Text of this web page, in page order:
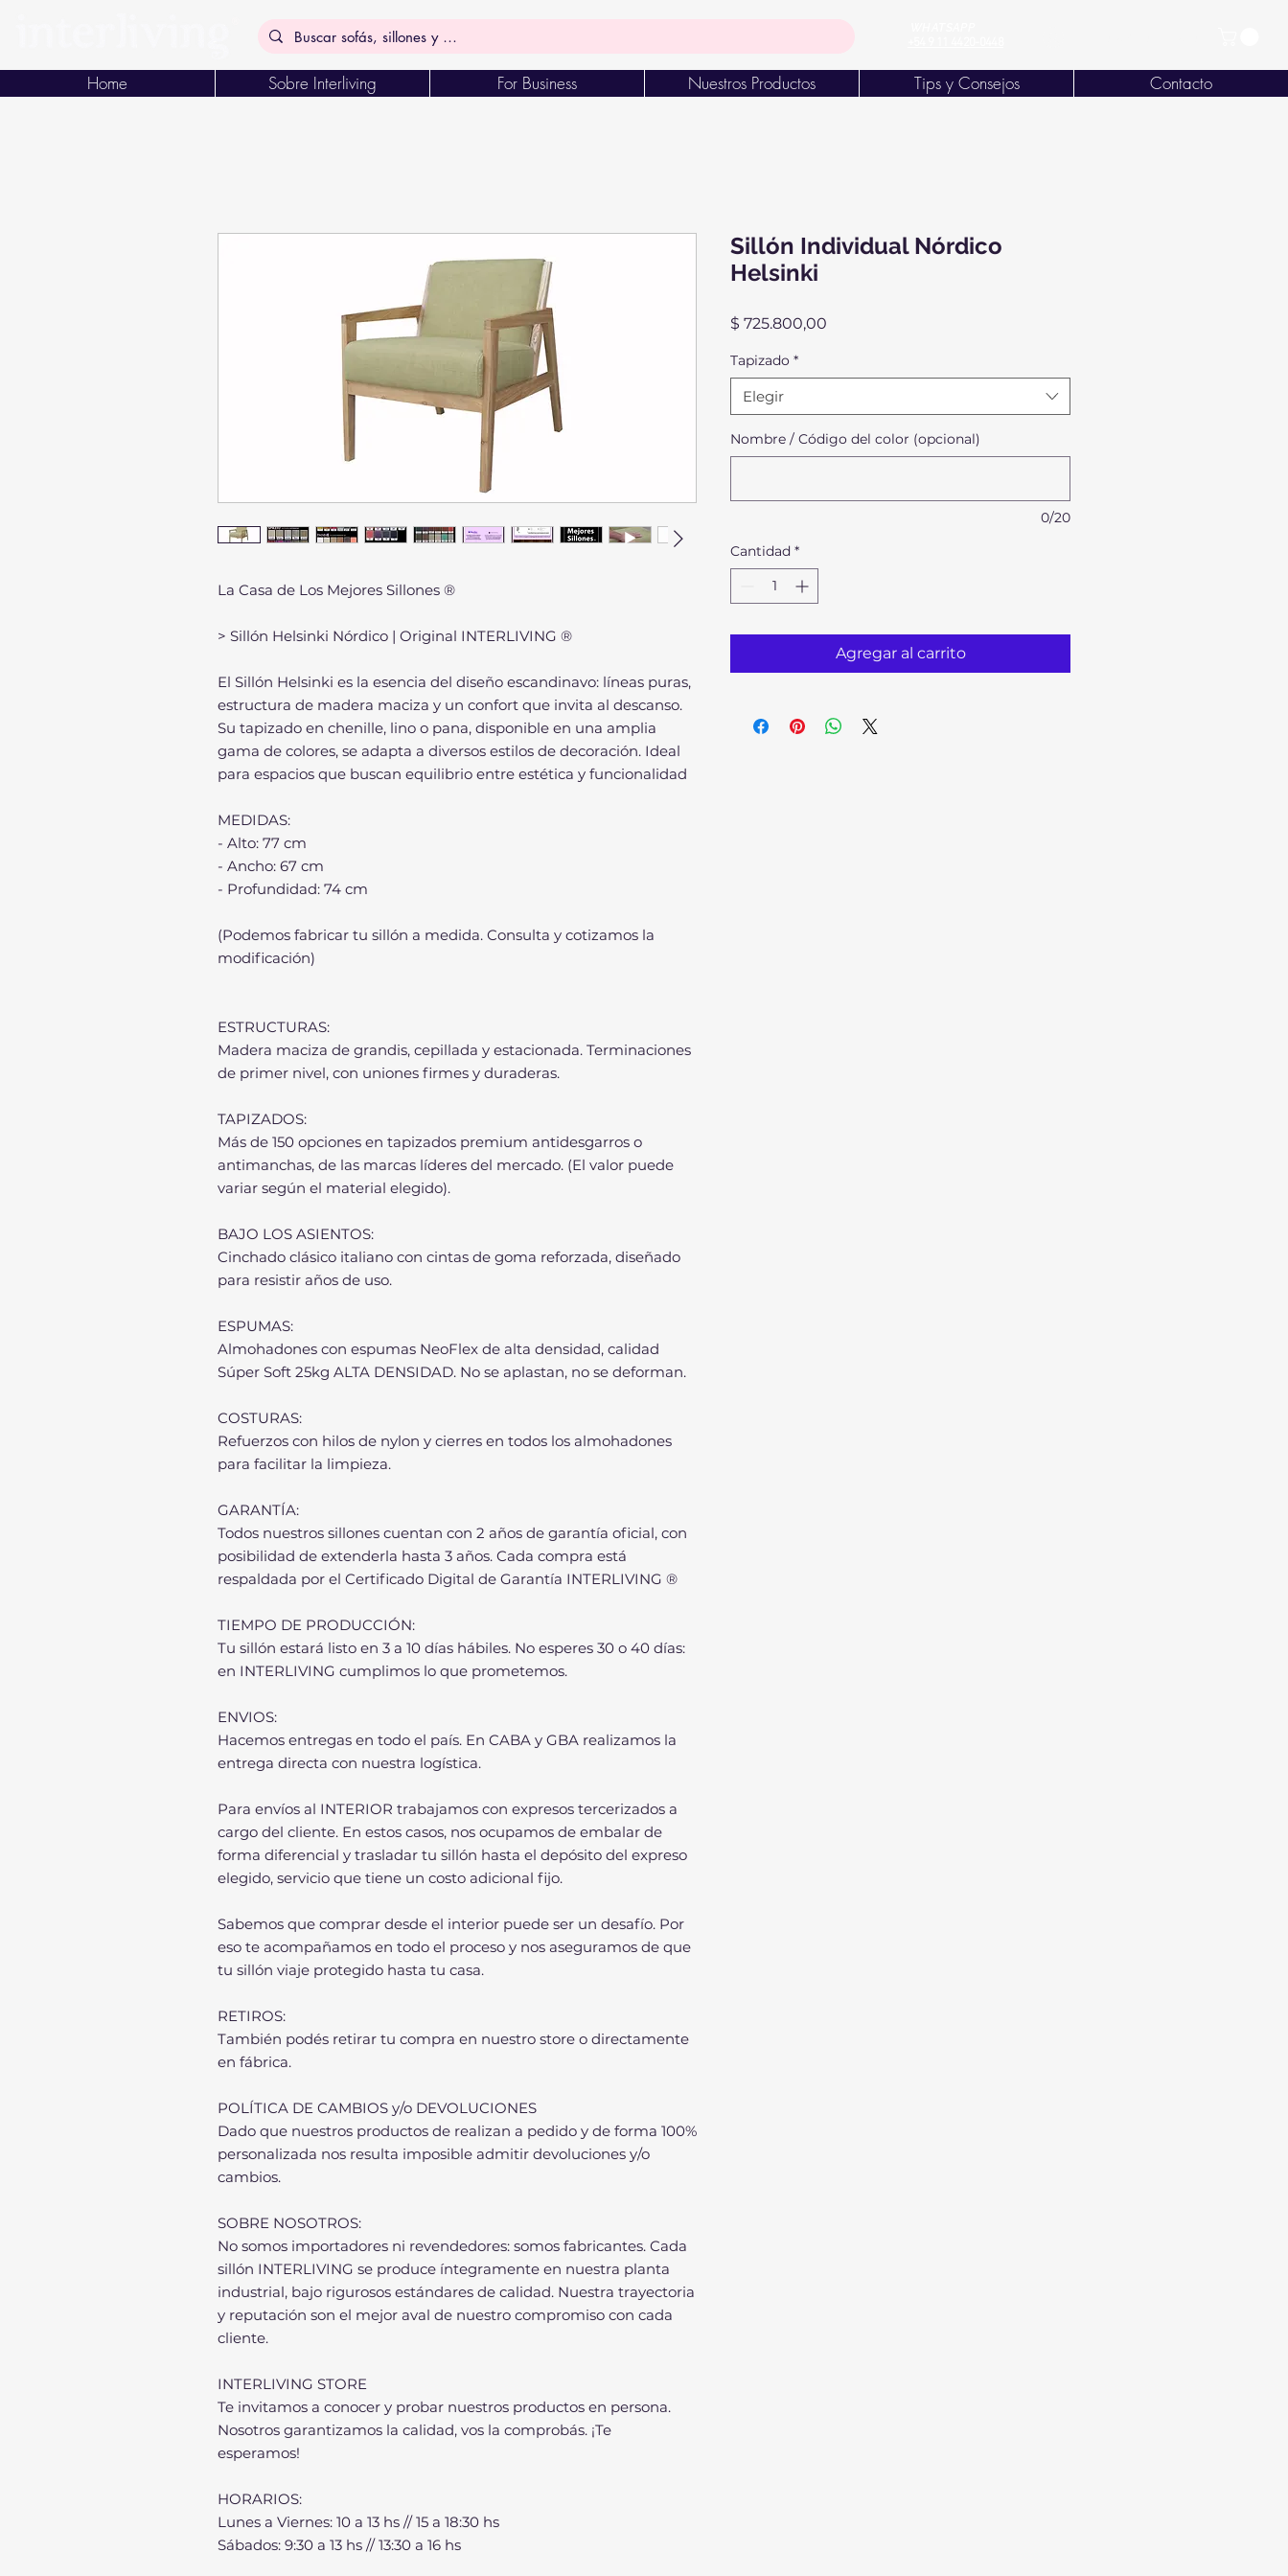
Home Sobre Interliving For Business Nuestros Productos Tips y Consejos Contacto
La Casa de Los Mejores Sillones ®
> Sillón Helsinki Nórdico | Original INTERLIVING ®
El Sillón Helsinki es la esencia del diseño escandinavo: líneas puras,
estructura de madera maciza y un confort que invita al descanso.
Su tapizado en chenille, lino o pana, disponible en una amplia
gama de colores, se adapta a diversos estilos de decoración. Ideal
para espacios que buscan equilibrio entre estética y funcionalidad
MEDIDAS:
- Alto: 77 cm
- Ancho: 67 cm
- Profundidad: 74 cm
(Podemos fabricar tu sillón a medida. Consulta y cotizamos la
modificación)
ESTRUCTURAS:
Madera maciza de grandis, cepillada y estacionada. Terminaciones
de primer nivel, con uniones firmes y duraderas.
TAPIZADOS:
Más de 150 opciones en tapizados premium antidesgarros o
antimanchas, de las marcas líderes del mercado. (El valor puede
variar según el material elegido).
BAJO LOS ASIENTOS:
Cinchado clásico italiano con cintas de goma reforzada, diseñado
para resistir años de uso.
ESPUMAS:
Almohadones con espumas NeoFlex de alta densidad, calidad
Súper Soft 25kg ALTA DENSIDAD. No se aplastan, no se deforman.
COSTURAS:
Refuerzos con hilos de nylon y cierres en todos los almohadones
para facilitar la limpieza.
GARANTÍA:
Todos nuestros sillones cuentan con 2 años de garantía oficial, con
posibilidad de extenderla hasta 3 años. Cada compra está
respaldada por el Certificado Digital de Garantía INTERLIVING ®
TIEMPO DE PRODUCCIÓN:
Tu sillón estará listo en 3 a 10 días hábiles. No esperes 30 o 40 días:
en INTERLIVING cumplimos lo que prometemos.
ENVIOS:
Hacemos entregas en todo el país. En CABA y GBA realizamos la
entrega directa con nuestra logística.
Para envíos al INTERIOR trabajamos con expresos tercerizados a
cargo del cliente. En estos casos, nos ocupamos de embalar de
forma diferencial y trasladar tu sillón hasta el depósito del expreso
elegido, servicio que tiene un costo adicional fijo.
Sabemos que comprar desde el interior puede ser un desafío. Por
eso te acompañamos en todo el proceso y nos aseguramos de que
tu sillón viaje protegido hasta tu casa.
RETIROS:
También podés retirar tu compra en nuestro store o directamente
en fábrica.
POLÍTICA DE CAMBIOS y/o DEVOLUCIONES
Dado que nuestros productos de realizan a pedido y de forma 100%
personalizada nos resulta imposible admitir devoluciones y/o
cambios.
SOBRE NOSOTROS:
No somos importadores ni revendedores: somos fabricantes. Cada
sillón INTERLIVING se produce íntegramente en nuestra planta
industrial, bajo rigurosos estándares de calidad. Nuestra trayectoria
y reputación son el mejor aval de nuestro compromiso con cada
cliente.
INTERLIVING STORE
Te invitamos a conocer y probar nuestros productos en persona.
Nosotros garantizamos la calidad, vos la comprobás. ¡Te
esperamos!
HORARIOS:
Lunes a Viernes: 10 a 13 hs // 15 a 18:30 hs
Sábados: 9:30 a 13 hs // 13:30 a 16 hs
Sillón Individual Nórdico
Helsinki
$ 725.800,00
Tapizado *
Elegir
Nombre / Código del color (opcional)
0/20
Cantidad *
Agregar al carrito